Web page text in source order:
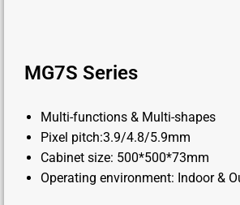
MG7S Series
Multi-functions & Multi-shapes
Pixel pitch:3.9/4.8/5.9mm
Cabinet size: 500*500*73mm
Operating environment: Indoor &